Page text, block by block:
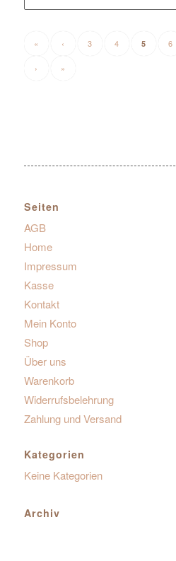
« ‹ 3 4 5 6
› »
Seiten
AGB
Home
Impressum
Kasse
Kontakt
Mein Konto
Shop
Über uns
Warenkorb
Widerrufsbelehrung
Zahlung und Versand
Kategorien
Keine Kategorien
Archiv